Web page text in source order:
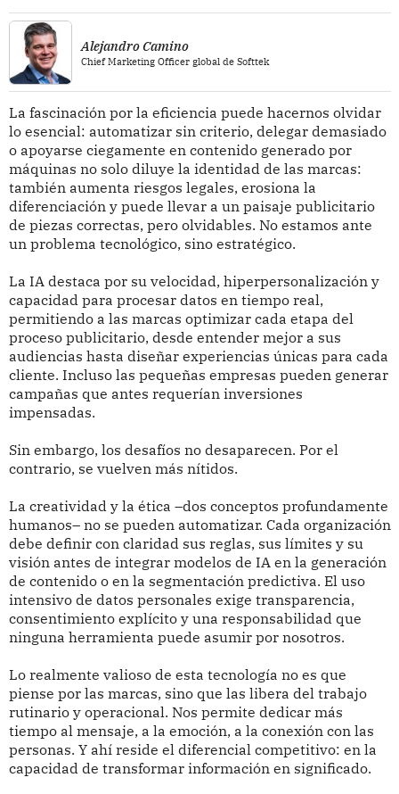
Alejandro Camino
Chief Marketing Officer global de Softtek
La fascinación por la eficiencia puede hacernos olvidar
lo esencial: automatizar sin criterio, delegar demasiado
o apoyarse ciegamente en contenido generado por
máquinas no solo diluye la identidad de las marcas:
también aumenta riesgos legales, erosiona la
diferenciación y puede llevar a un paisaje publicitario
de piezas correctas, pero olvidables. No estamos ante
un problema tecnológico, sino estratégico.
La IA destaca por su velocidad, hiperpersonalización y
capacidad para procesar datos en tiempo real,
permitiendo a las marcas optimizar cada etapa del
proceso publicitario, desde entender mejor a sus
audiencias hasta diseñar experiencias únicas para cada
cliente. Incluso las pequeñas empresas pueden generar
campañas que antes requerían inversiones
impensadas.
Sin embargo, los desafíos no desaparecen. Por el
contrario, se vuelven más nítidos.
La creatividad y la ética –dos conceptos profundamente
humanos– no se pueden automatizar. Cada organización
debe definir con claridad sus reglas, sus límites y su
visión antes de integrar modelos de IA en la generación
de contenido o en la segmentación predictiva. El uso
intensivo de datos personales exige transparencia,
consentimiento explícito y una responsabilidad que
ninguna herramienta puede asumir por nosotros.
Lo realmente valioso de esta tecnología no es que
piense por las marcas, sino que las libera del trabajo
rutinario y operacional. Nos permite dedicar más
tiempo al mensaje, a la emoción, a la conexión con las
personas. Y ahí reside el diferencial competitivo: en la
capacidad de transformar información en significado.